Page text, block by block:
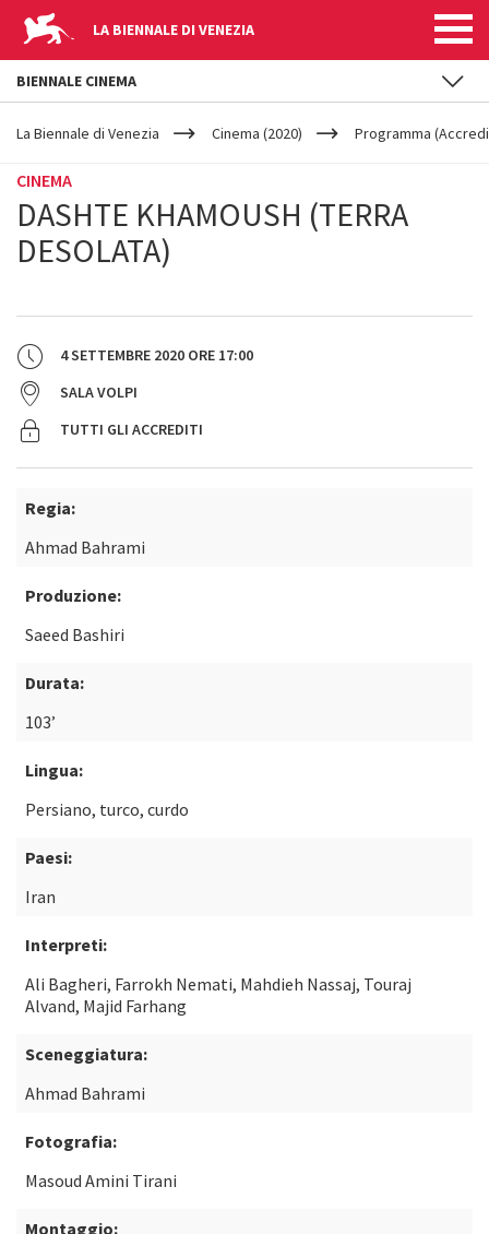
LA BIENNALE DI VENEZIA
YOUR
ARE
La Biennale di Venezia Cinema (2020) Programma
CINEMA
DASHTE KHAMOUSH (TERRA
DESOLATA)
4 SETTEMBRE 2020 ORE 17:00
SALA VOLPI
TUTTI GLI ACCREDITI
Regia:
Ahmad Bahrami
Produzione:
Saeed Bashiri
Durata:
103’
Lingua:
Persiano, turco, curdo
Paesi:
Iran
Interpreti:
Ali Bagheri, Farrokh Nemati, Mahdieh Nassaj, Touraj
Alvand, Majid Farhang
Sceneggiatura:
Ahmad Bahrami
Fotografia:
Masoud Amini Tirani
Montaggio:
BIENNALE CINEMA